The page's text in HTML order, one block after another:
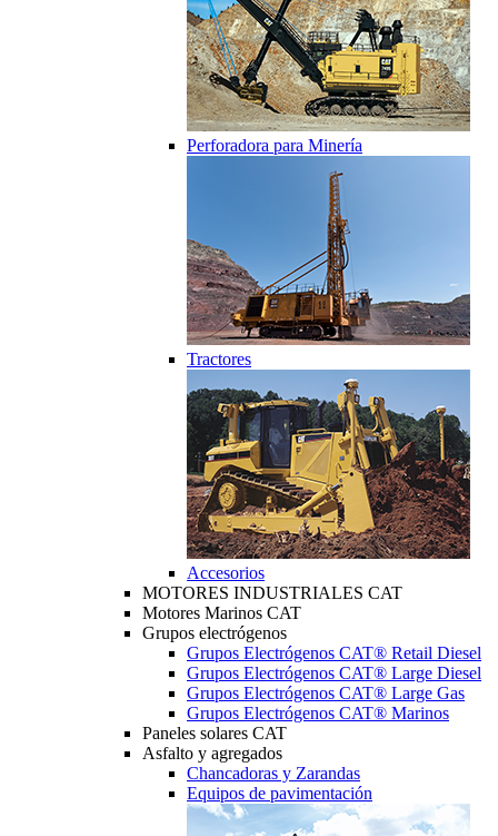
Perforadora para Minería
Tractores
Accesorios
MOTORES INDUSTRIALES CAT
Motores Marinos CAT
Grupos electrógenos
Grupos Electrógenos CAT® Retail Diesel
Grupos Electrógenos CAT® Large Diesel
Grupos Electrógenos CAT® Large Gas
Grupos Electrógenos CAT® Marinos
Paneles solares CAT
Asfalto y agregados
Chancadoras y Zarandas
Equipos de pavimentación